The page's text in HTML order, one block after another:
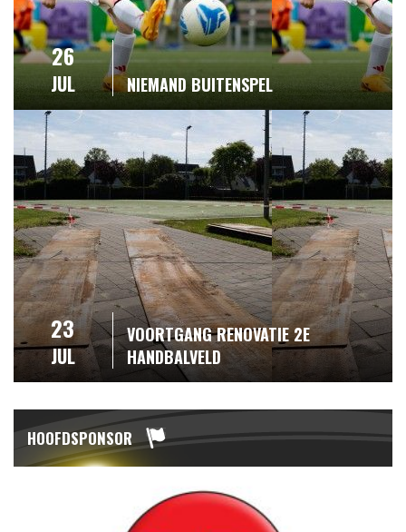
26
JUL NIEMAND BUITENSPEL
23
JUL
VOORTGANG RENOVATIE 2E
HANDBALVELD
HOOFDSPONSOR